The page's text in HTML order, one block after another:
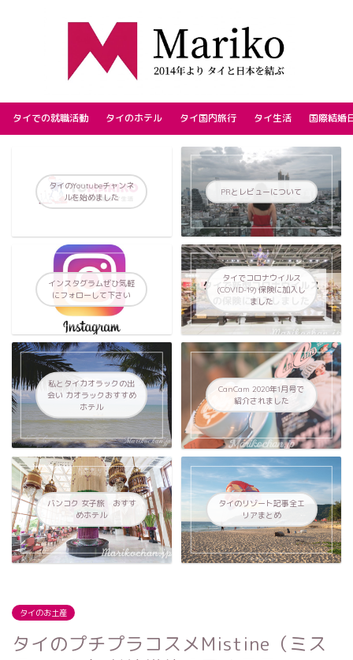
タイでの就職活動 タイのホテル タイ国内旅行 タイ生活 国際結婚
タイのYoutubeチャンネ
ルを始めました
PRとレビューについて
インスタグラムぜひ気軽
にフォローして下さい
タイでコロナウイルス
(COVID-19) 保険に加入し
ました
私とタイカオラックの出
会い カオラックおすすめ
ホテル
CanCam 2020年1月号で
紹介されました
バンコク 女子旅 おすす
めホテル
タイのリゾート記事全エ
リアまとめ
タイのお土産
タイのプチプラコスメMistine（ミス